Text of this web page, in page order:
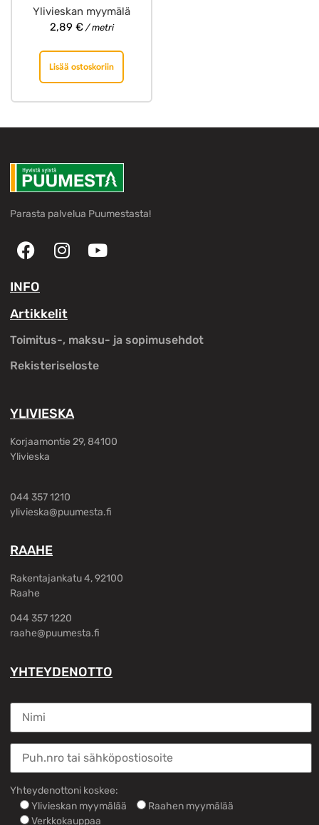
Ylivieskan myymälä
2,89 €/ metri
Lisää ostoskoriin
Parasta palvelua Puumestasta!
INFO
Artikkelit
Toimitus-, maksu- ja sopimusehdot
Rekisteriseloste
YLIVIESKA
Korjaamontie 29, 84100
Ylivieska
044 357 1210
ylivieska@puumesta.fi
RAAHE
Rakentajankatu 4, 92100
Raahe
044 357 1220
raahe@puumesta.fi
YHTEYDENOTTO
Yhteydenottoni koskee:
Ylivieskan myymälää
Raahen myymälää
Verkkokauppaa